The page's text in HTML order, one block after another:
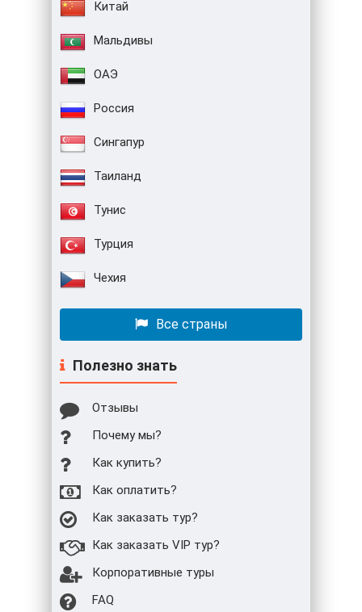
Китай
Мальдивы
ОАЭ
Россия
Сингапур
Таиланд
Тунис
Турция
Чехия
Все страны
Полезно знать
Отзывы
Почему мы?
Как купить?
Как оплатить?
Как заказать тур?
Как заказать VIP тур?
Корпоративные туры
FAQ